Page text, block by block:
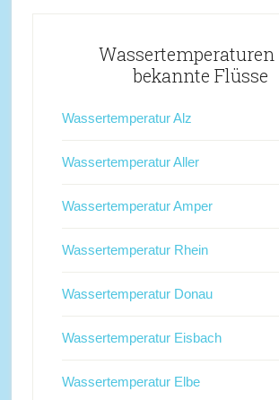
bekannte Flüsse
Wassertemperatur Alz
Wassertemperatur Aller
Wassertemperatur Amper
Wassertemperatur Rhein
Wassertemperatur Donau
Wassertemperatur Eisbach
Wassertemperatur Elbe